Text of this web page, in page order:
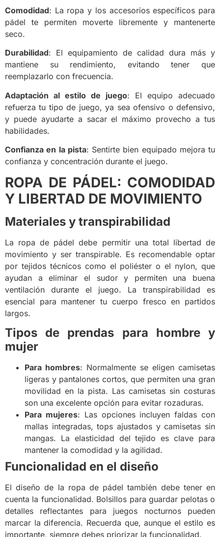
Comodidad: La ropa y los accesorios específicos para
pádel te permiten moverte libremente y mantenerte
seco.
Durabilidad: El equipamiento de calidad dura más y
mantiene su rendimiento, evitando tener que
reemplazarlo con frecuencia.
Adaptación al estilo de juego: El equipo adecuado
refuerza tu tipo de juego, ya sea ofensivo o defensivo,
y puede ayudarte a sacar el máximo provecho a tus
habilidades.
Confianza en la pista: Sentirte bien equipado mejora tu
confianza y concentración durante el juego.
ROPA DE PÁDEL: COMODIDAD
Y LIBERTAD DE MOVIMIENTO
Materiales y transpirabilidad
La ropa de pádel debe permitir una total libertad de
movimiento y ser transpirable. Es recomendable optar
por tejidos técnicos como el poliéster o el nylon, que
ayudan a eliminar el sudor y permiten una buena
ventilación durante el juego. La transpirabilidad es
esencial para mantener tu cuerpo fresco en partidos
largos.
Tipos de prendas para hombre y
mujer
Para hombres: Normalmente se eligen camisetas
ligeras y pantalones cortos, que permiten una gran
movilidad en la pista. Las camisetas sin costuras
son una excelente opción para evitar rozaduras.
Para mujeres: Las opciones incluyen faldas con
mallas integradas, tops ajustados y camisetas sin
mangas. La elasticidad del tejido es clave para
mantener la comodidad y la agilidad.
Funcionalidad en el diseño
El diseño de la ropa de pádel también debe tener en
cuenta la funcionalidad. Bolsillos para guardar pelotas o
detalles reflectantes para juegos nocturnos pueden
marcar la diferencia. Recuerda que, aunque el estilo es
importante, siempre debes priorizar la funcionalidad.